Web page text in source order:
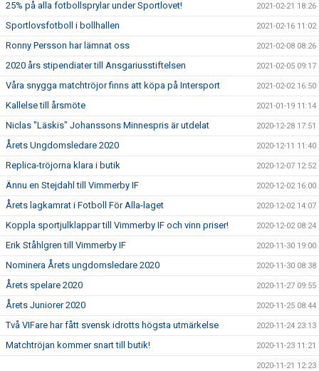
25% på alla fotbollsprylar under Sportlovet! 2021-02-21 18:26
Sportlovsfotboll i bollhallen 2021-02-16 11:02
Ronny Persson har lämnat oss 2021-02-08 08:26
2020 års stipendiater till Ansgariusstiftelsen 2021-02-05 09:17
Våra snygga matchtröjor finns att köpa på Intersport 2021-02-02 16:50
Kallelse till årsmöte 2021-01-19 11:14
Niclas "Läskis" Johanssons Minnespris är utdelat 2020-12-28 17:51
Årets Ungdomsledare 2020 2020-12-11 11:40
Replica-tröjorna klara i butik 2020-12-07 12:52
Ännu en Stejdahl till Vimmerby IF 2020-12-02 16:00
Årets lagkamrat i Fotboll För Alla-laget 2020-12-02 14:07
Koppla sportjulklappar till Vimmerby IF och vinn priser! 2020-12-02 08:24
Erik Ståhlgren till Vimmerby IF 2020-11-30 19:00
Nominera Årets ungdomsledare 2020 2020-11-30 08:38
Årets spelare 2020 2020-11-27 09:55
Årets Juniorer 2020 2020-11-25 08:44
Två VIFare har fått svensk idrotts högsta utmärkelse 2020-11-24 23:13
Matchtröjan kommer snart till butik! 2020-11-23 11:21
2020-11-21 12:23